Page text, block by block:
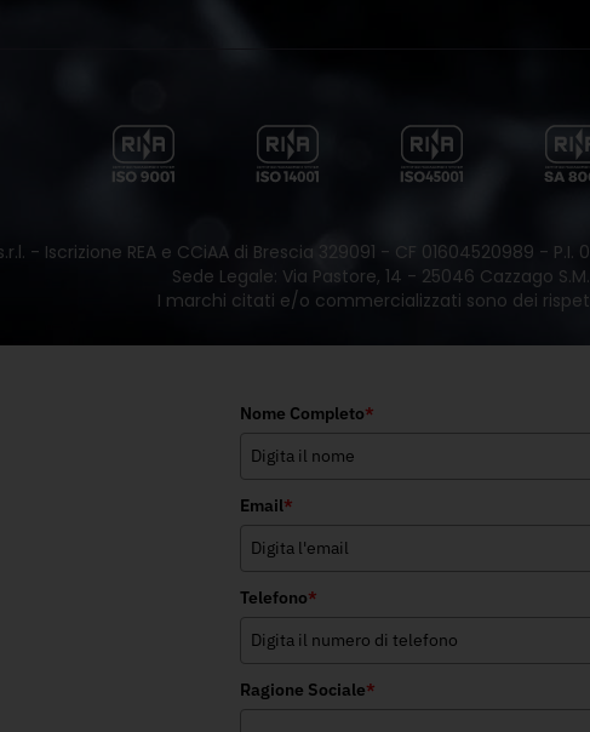
- Iscrizione REA e CCiAA di Brescia 329091 - CF 01604520989 -
Sede Legale: Via Pastore, 14 - 25046 Cazzago
I marchi citati e/o commercializzati sono dei
Nome Completo*
Email*
Telefono*
Ragione Sociale*